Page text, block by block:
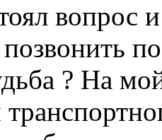
вопрос
? На